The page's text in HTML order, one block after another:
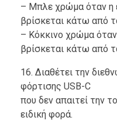
– Μπλε χρώμα όταν η
βρίσκεται κάτω από
– Κόκκινο χρώμα όταν
βρίσκεται κάτω από
16. Διαθέτει την
φόρτισης USB-C
που δεν απαιτεί την
ειδική φορά.